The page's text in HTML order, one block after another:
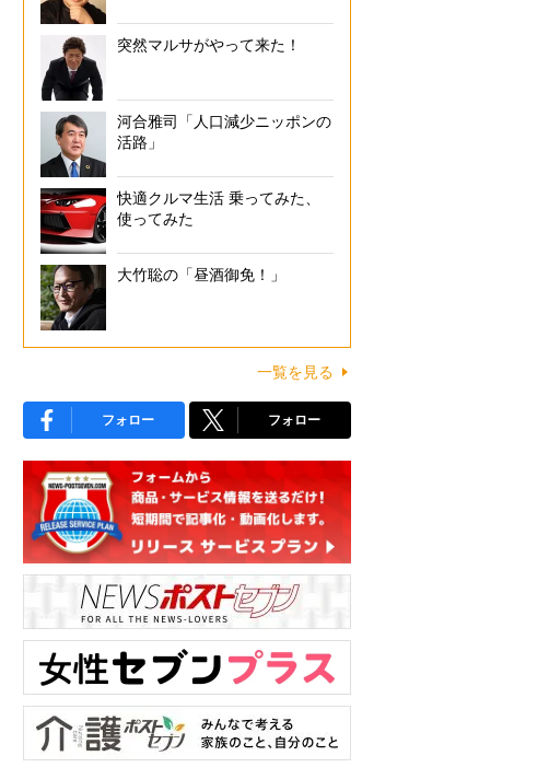
突然マルサがやって来た！
河合雅司「人口減少ニッポンの
活路」
快適クルマ生活 乗ってみた、
使ってみた
大竹聡の「昼酒御免！」
一覧を見る
フォロー フォロー